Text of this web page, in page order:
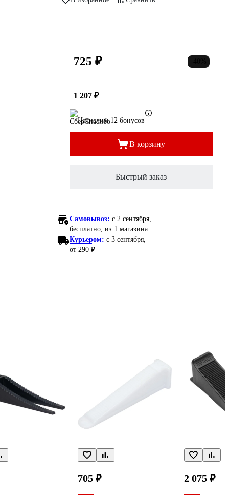
725 ₽
1 207 ₽
Начислим 12 бонусов
В корзину
Быстрый заказ
Самовывоз: c 2 сентября,
бесплатно , из 1 магазина
Курьером: c 3 сентября,
от 290 ₽
705 ₽ 2 075 ₽